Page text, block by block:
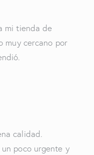
mi tienda de
muy cercano por
calidad.
poco urgente y